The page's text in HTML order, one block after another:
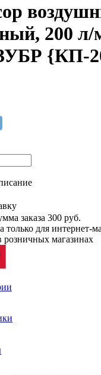
200
{КП-
заказа 300 руб.
только для интернет-
розничных магазинах